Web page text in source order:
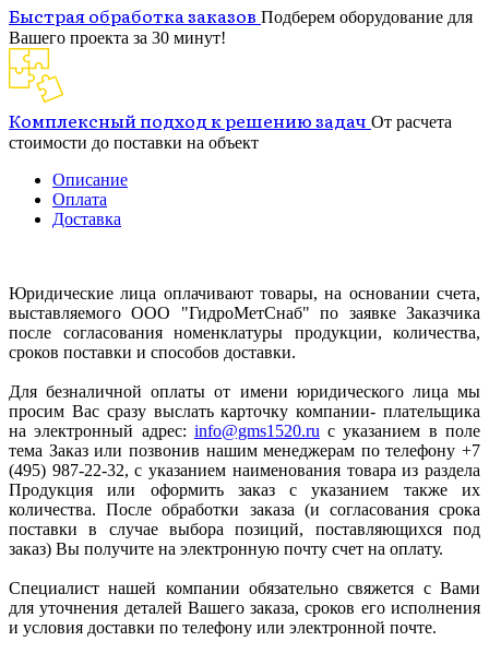
Быстрая обработка заказов Подберем оборудование для
Вашего проекта за 30 минут!
Комплексный подход к решению задач От расчета
стоимости до поставки на объект
Описание
Оплата
Доставка
Юридические лица оплачивают товары, на основании счета,
выставляемого ООО "ГидроМетСнаб" по заявке Заказчика
после согласования номенклатуры продукции, количества,
сроков поставки и способов доставки.
Для безналичной оплаты от имени юридического лица мы
просим Вас сразу выслать карточку компании- плательщика
на электронный адрес: info@gms1520.ru с указанием в поле
тема Заказ или позвонив нашим менеджерам по телефону +7
(495) 987-22-32, с указанием наименования товара из раздела
Продукция или оформить заказ с указанием также их
количества. После обработки заказа (и согласования срока
поставки в случае выбора позиций, поставляющихся под
заказ) Вы получите на электронную почту счет на оплату.
Специалист нашей компании обязательно свяжется с Вами
для уточнения деталей Вашего заказа, сроков его исполнения
и условия доставки по телефону или электронной почте.